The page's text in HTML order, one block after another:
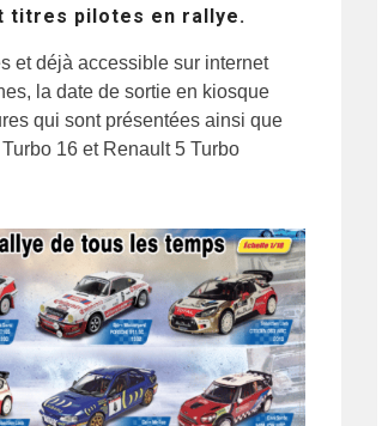
titres pilotes en rallye.
et déjà accessible sur internet
la date de sortie en kiosque
qui sont présentées ainsi que
16 et Renault 5 Turbo